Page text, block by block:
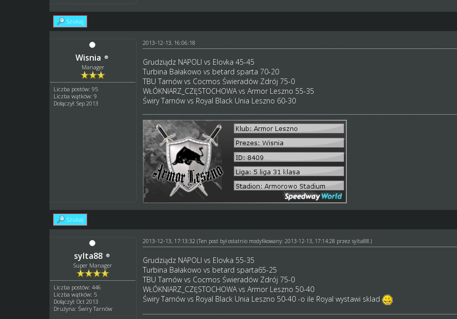
Szukaj
Wisnia
Manager
Liczba postów: 95
Liczba wątków: 9
Dołączył: Sep 2013
2013-12-13, 16:06:18
Grudziądz NAPOLI vs Elovka 45-45
Turbina Bałakowo vs betard sparta 70-20
TBU Tarnów vs Cocmos Świeradów Zdrój 75-0
WŁÓKNIARZ_CZĘSTOCHOWA vs Armor Leszno 55-35
Świry Tarnów vs Royal Black Unia Leszno 60-30
Szukaj
sylta88
Super Manager
Liczba postów: 446
Liczba wątków: 5
Dołączył: Oct 2013
Drużyna: Świry Tarnów
2013-12-13, 17:13:32 (Ten post był ostatnio modyfikowany: 2013-12-13, 17:14:28 przez sylta88 .)
Grudziądz NAPOLI vs Elovka 55-35
Turbina Bałakowo vs betard sparta65-25
TBU Tarnów vs Cocmos Świeradów Zdrój 75-0
WŁÓKNIARZ_CZĘSTOCHOWA vs Armor Leszno 50-40
Świry Tarnów vs Royal Black Unia Leszno 50-40 -o ile Royal wystawi sklad